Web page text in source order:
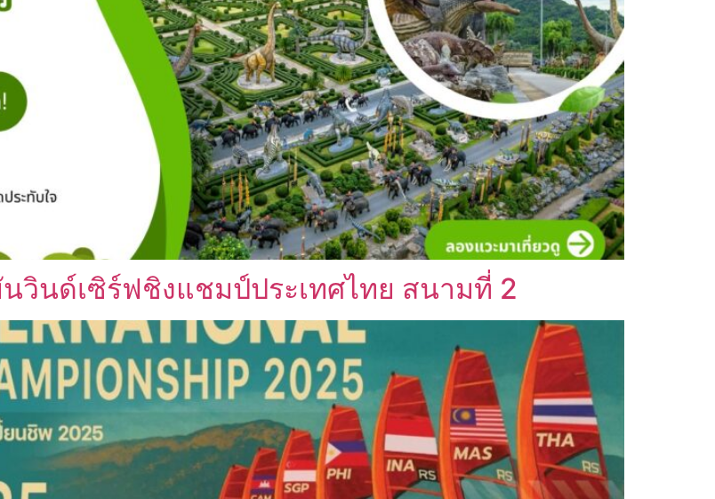
วินด์เซิร์ฟชิงแชมป์ประเทศไทย สนามที่ 2